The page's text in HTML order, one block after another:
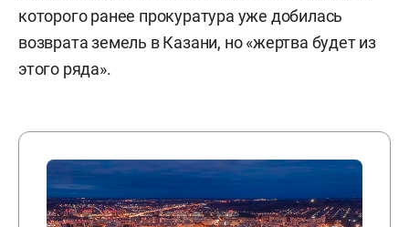
которого ранее прокуратура уже добилась
возврата земель в Казани, но «жертва будет из
этого ряда».